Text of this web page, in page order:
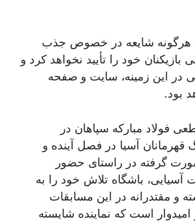
هرگونه شایعه در خصوص جذب
بازیکنان خود را تأیید نخواهد کرد و
در این زمینه، سایت و صفحه
بود.
فولاد مبارکه سپاهان در
قهرمانان آسیا در فصل آینده و
گرفته در راستای حضور
آسیایی، باشگاه تلاش خود را به
و مقتدرانه در این مسابقات
است که نماینده شایسته